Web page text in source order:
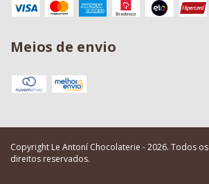
Meios de envio
Copyright Le Antoní Chocolaterie - 2026. Todos os
direitos reservados.